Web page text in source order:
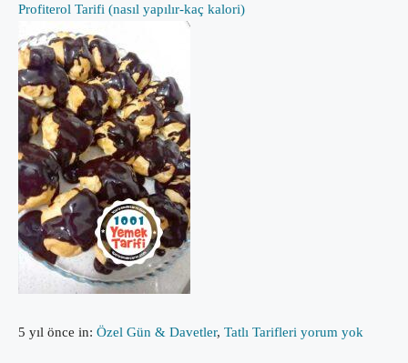
Profiterol Tarifi (nasıl yapılır-kaç kalori)
5 yıl önce in: Özel Gün & Davetler, Tatlı Tarifleri yorum yok